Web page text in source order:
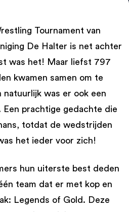
Tournament van
De Halter is net achter
was het! Maar liefst 797
kwamen samen om te
was er ook een
Een prachtige gedachte die
totdat de wedstrijden
het ieder voor zich!
hun uiterste best deden
team dat er met kop en
Legends of Gold. Deze